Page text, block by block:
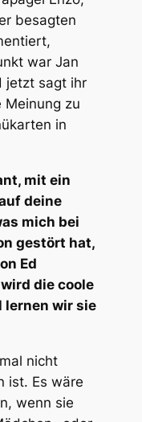
besagten
war Jan
jetzt sagt ihr
Meinung zu
in
mit ein
deine
mich bei
gestört hat,
Ed
die coole
lernen wir sie
nicht
ist. Es wäre
wenn sie